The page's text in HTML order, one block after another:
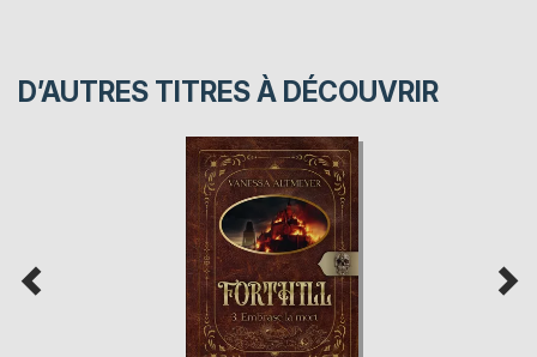
D’AUTRES TITRES À DÉCOUVRIR